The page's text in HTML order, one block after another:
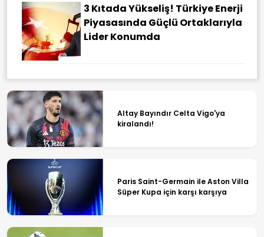
3 Kıtada Yükseliş! Türkiye Enerji
Piyasasında Güçlü Ortaklarıyla
Lider Konumda
Altay Bayındır Celta Vigo'ya
kiralandı!
Paris Saint-Germain ile Aston Villa
Süper Kupa için karşı karşıya